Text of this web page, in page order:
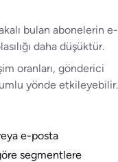
bulan abonelerin e-
daha düşüktür.
oranları, gönderici
yönde etkileyebilir.
e-posta
segmentlere